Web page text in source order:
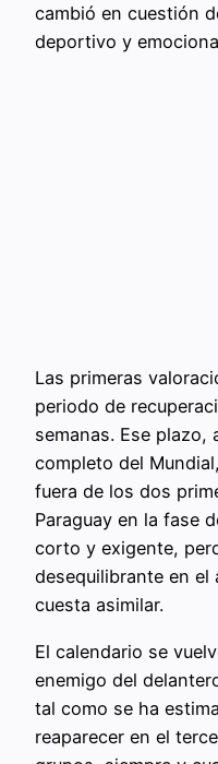
cambió en cuestión
deportivo y
Las primeras
periodo de
semanas. Ese
completo del
fuera de los dos
Paraguay en la fase
corto y exigente,
desequilibrante en el
cuesta asimilar.
El calendario se
enemigo del
tal como se ha
reaparecer en el